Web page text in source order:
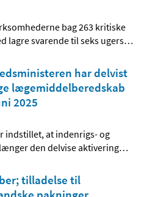
bag 263 kritiske
lagre svarende til seks ugers…
har delvist
lægemiddelberedskab
2025
indstillet, at indenrigs- og
den delvise aktivering…
tilladelse til